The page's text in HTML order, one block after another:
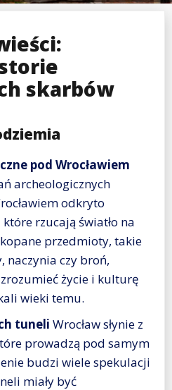
skarbów
pod Wrocławiem
archeologicznych
odkryto
rzucają światło na
przedmioty, takie
naczynia czy broń,
życie i kulturę
wieki temu.
tuneli Wrocław słynie z
prowadzą pod samym
budzi wiele spekulacji
miały być